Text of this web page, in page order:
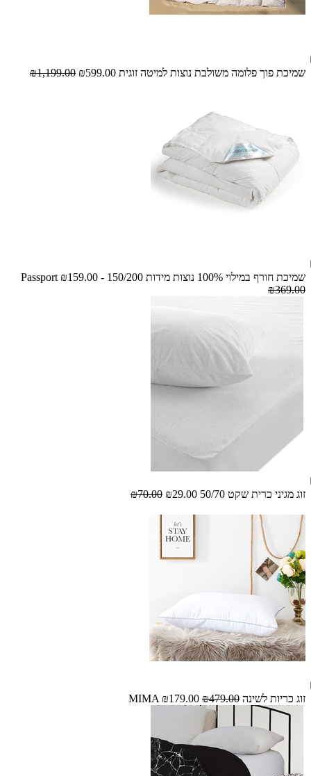
שמיכת פוך פלומה משולבת נוצות למיטה זוגית ₪599.00
₪1,199.00
שמיכת חורף במילוי 100% נוצות מידות 150/200 - Passport
₪159.00
₪369.00
זוג מגיני כרית שקט 50/70 ₪29.00
₪70.00
זוג כריות לשינה MIMA ₪179.00 ₪479.00